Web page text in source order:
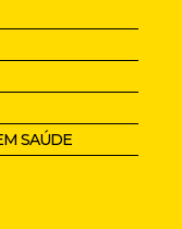
SAÚDE